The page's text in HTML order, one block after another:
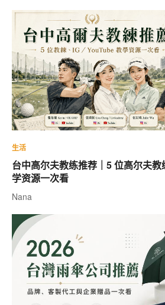
生活
台中高尔夫教练推荐｜5 位高尔夫
学资源一次看
Nana